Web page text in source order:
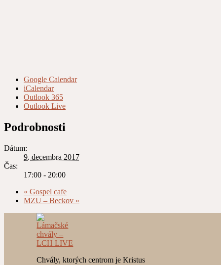
Google Calendar
iCalendar
Outlook 365
Outlook Live
Podrobnosti
Dátum:
9. decembra 2017
Čas:
17:00 - 20:00
« Gospel cafe
MZU – Beckov »
Chvály, ktorých centrom je Kristus